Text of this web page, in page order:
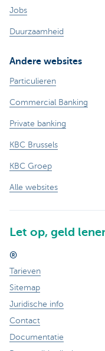
Jobs
Duurzaamheid
Andere websites
Particulieren
Commercial Banking
Private banking
KBC Brussels
KBC Groep
Alle websites
Let op, geld
®
Tarieven
Sitemap
Juridische info
Contact
Documentatie